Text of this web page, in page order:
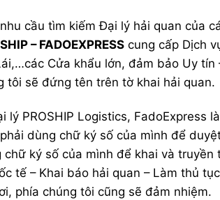
cầu tìm kiếm Đại lý hải quan của
– FADOEXPRESS cung cấp Dịch
Cửa khẩu lớn, đảm bảo Uy
tôi sẽ đứng tên trên tờ khai hải quan.
lý PROSHIP Logistics, FadoExpress
dùng chữ ký số của mình để
chữ ký số của mình để khai và
tế – Khai báo hải quan – Làm thủ
phía chúng tôi cũng sẽ đảm nhiệm.